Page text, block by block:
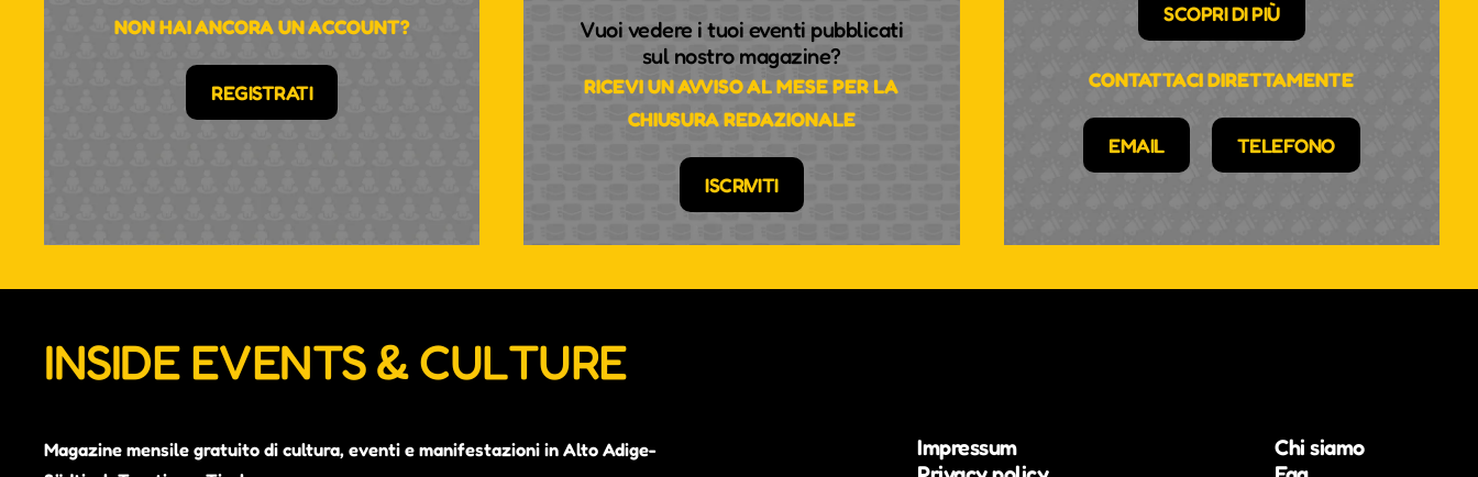
NON HAI ANCORA UN ACCOUNT?
REGISTRATI
Vuoi vedere i tuoi eventi pubblicati
sul nostro magazine?
RICEVI UN AVVISO AL MESE PER LA
CHIUSURA REDAZIONALE
ISCRIVITI
SCOPRI DI PIÙ
CONTATTACI DIRETTAMENTE
EMAIL TELEFONO
INSIDE EVENTS & CULTURE
Magazine mensile gratuito di cultura, eventi e manifestazioni in Alto Adige-
Impressum
Chi siamo